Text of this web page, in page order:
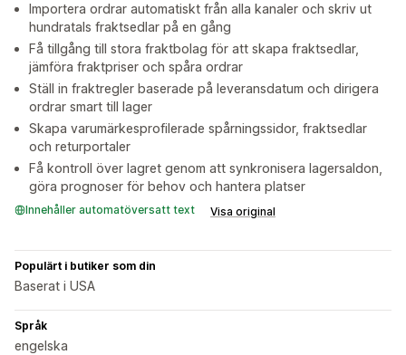
Importera ordrar automatiskt från alla kanaler och skriv ut
hundratals fraktsedlar på en gång
Få tillgång till stora fraktbolag för att skapa fraktsedlar,
jämföra fraktpriser och spåra ordrar
Ställ in fraktregler baserade på leveransdatum och dirigera
ordrar smart till lager
Skapa varumärkesprofilerade spårningssidor, fraktsedlar
och returportaler
Få kontroll över lagret genom att synkronisera lagersaldon,
göra prognoser för behov och hantera platser
Innehåller automatöversatt text Visa original
Populärt i butiker som din
Baserat i USA
Språk
engelska